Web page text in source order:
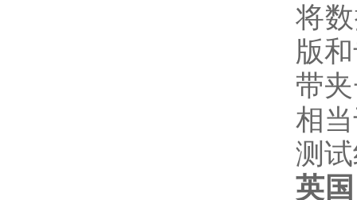
将
版
带
相
测
英